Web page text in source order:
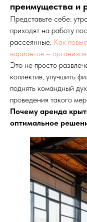
преимущества и
Представьте себе:
приходят на работу
рассеянные. Как
вариантов –
Это не просто
коллектив, улучшить
поднять командный
проведения такого
Почему аренда
оптимальное